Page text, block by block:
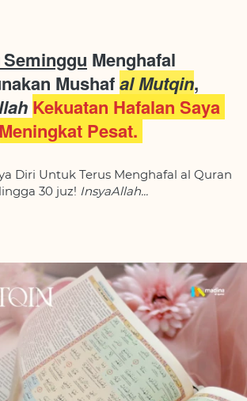
Menghafal
Mushaf al Mutqin
Kekuatan Hafalan Saya
Meningkat Pesat.
Diri Untuk Terus Menghafal al Quran
30 juz! InsyaAllah...